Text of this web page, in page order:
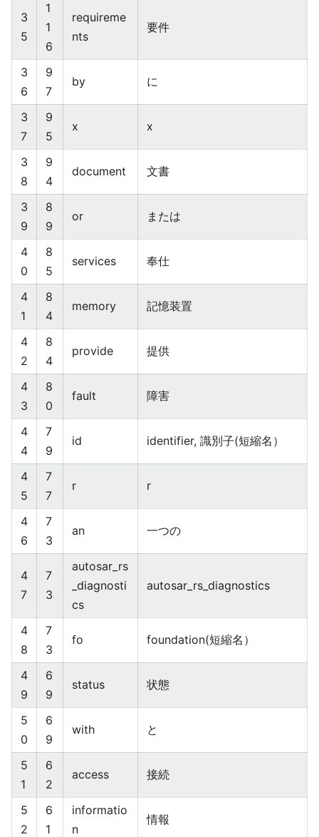
3
5
1
1
6
requireme
nts
要件
3
6
9
7
by に
3
7
9
5
x x
3
8
9
4
document 文書
3
9
8
9
or または
4
0
8
5
services 奉仕
4
1
8
4
memory 記憶装置
4
2
8
4
provide 提供
4
3
8
0
fault 障害
4
4
7
9
id identifier, 識別子(短縮名）
4
5
7
7
r r
4
6
7
3
an 一つの
4
7
7
3
autosar_rs
_diagnosti
cs
autosar_rs_diagnostics
4
8
7
3
fo foundation(短縮名）
4
9
6
9
status 状態
5
0
6
9
with と
5
1
6
2
access 接続
5
2
6
1
informatio
n
情報